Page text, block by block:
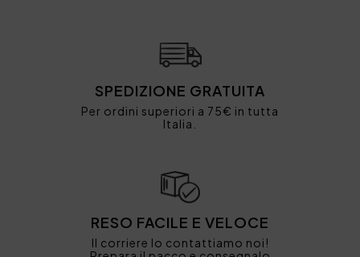
SPEDIZIONE GRATUITA
Per ordini superiori a 75€ in tutta
Italia.
RESO FACILE E VELOCE
Il corriere lo contattiamo noi!